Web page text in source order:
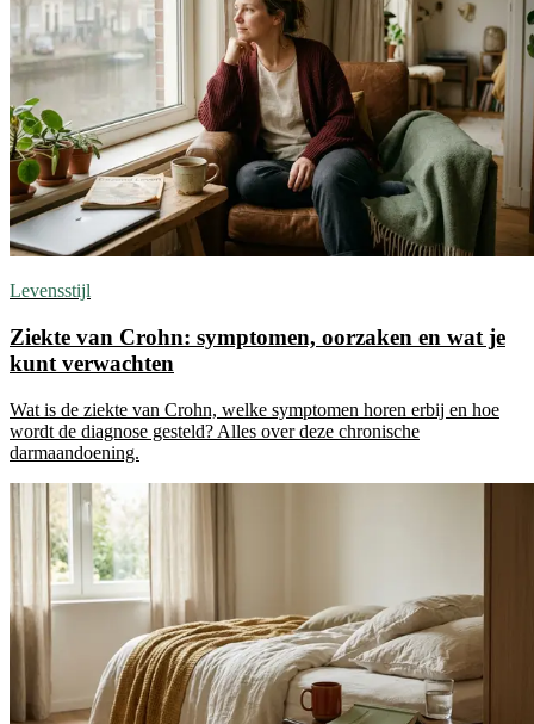
Levensstijl
Ziekte van Crohn: symptomen, oorzaken en wat je
kunt verwachten
Wat is de ziekte van Crohn, welke symptomen horen erbij en hoe
wordt de diagnose gesteld? Alles over deze chronische
darmaandoening.